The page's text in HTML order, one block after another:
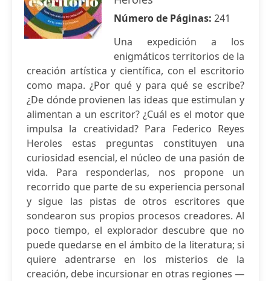
Número de Páginas: 241
Una expedición a los
enigmáticos territorios de la
creación artística y científica, con el escritorio
como mapa. ¿Por qué y para qué se escribe?
¿De dónde provienen las ideas que estimulan y
alimentan a un escritor? ¿Cuál es el motor que
impulsa la creatividad? Para Federico Reyes
Heroles estas preguntas constituyen una
curiosidad esencial, el núcleo de una pasión de
vida. Para responderlas, nos propone un
recorrido que parte de su experiencia personal
y sigue las pistas de otros escritores que
sondearon sus propios procesos creadores. Al
poco tiempo, el explorador descubre que no
puede quedarse en el ámbito de la literatura; si
quiere adentrarse en los misterios de la
creación, debe incursionar en otras regiones —